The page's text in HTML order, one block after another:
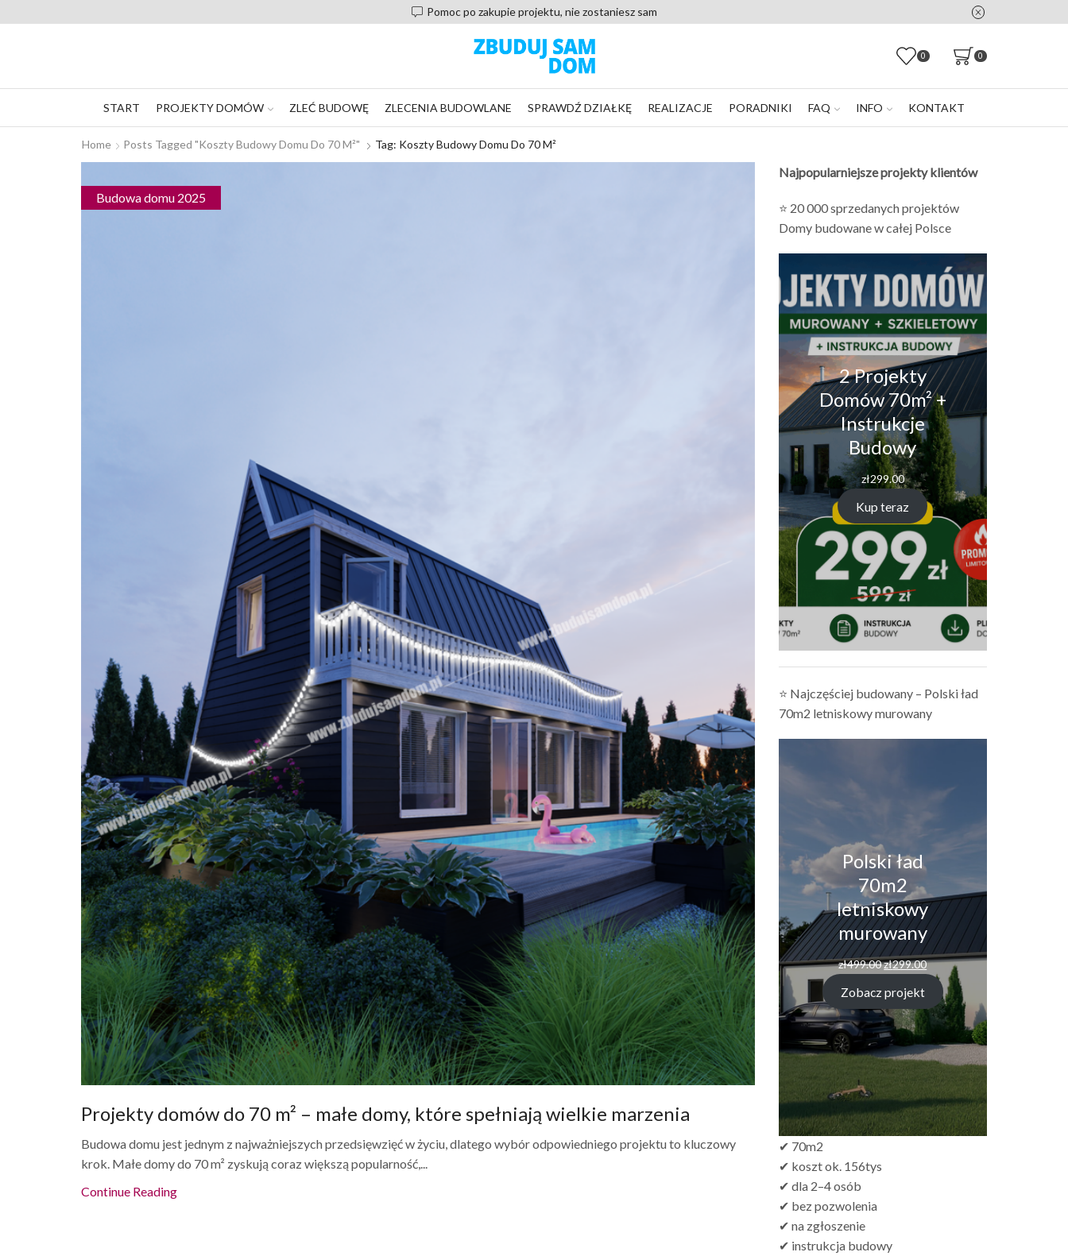
Pomoc po zakupie projektu, nie zostaniesz sam
0 0
START PROJEKTY DOMÓW ZLEĆ BUDOWĘ ZLECENIA BUDOWLANE SPRAWDŹ DZIAŁKĘ REALIZACJE PORADNIKI FAQ INFO KONTAKT
Home Posts Tagged "koszty Budowy Domu Do 70 M²" Tag: Koszty Budowy Domu Do 70 M²
Budowa domu 2025
Projekty domów do 70 m² – małe domy, które spełniają wielkie marzenia
Budowa domu jest jednym z najważniejszych przedsięwzięć w życiu, dlatego wybór odpowiedniego projektu to kluczowy
krok. Małe domy do 70 m² zyskują coraz większą popularność,...
Continue Reading
Najpopularniejsze projekty klientów
⭐ 20 000 sprzedanych projektów
Domy budowane w całej Polsce
2 Projekty
Domów 70m² +
Instrukcje
Budowy
zł299.00
Kup teraz
⭐ Najczęściej budowany – Polski ład
70m2 letniskowy murowany
Polski ład
70m2
letniskowy
murowany
zł499.00Pierwotna
cena
wynosiła:
zł499.00.
zł299.00Aktualna
cena
wynosi:
zł299.00.
Zobacz projekt
✔ 70m2
✔ koszt ok. 156tys
✔ dla 2–4 osób
✔ bez pozwolenia
✔ na zgłoszenie
✔ instrukcja budowy